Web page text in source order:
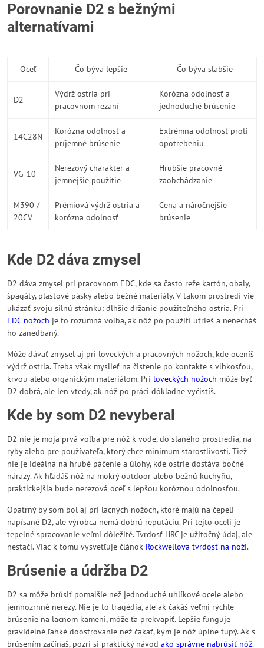
Porovnanie D2 s bežnými
alternatívami
Oceľ Čo býva lepšie Čo býva slabšie
D2
Výdrž ostria pri
pracovnom rezaní
Korózna odolnosť a
jednoduché brúsenie
14C28N
Korózna odolnosť a
príjemné brúsenie
Extrémna odolnosť proti
opotrebeniu
VG-10
Nerezový charakter a
jemnejšie použitie
Hrubšie pracovné
zaobchádzanie
M390 /
20CV
Prémiová výdrž ostria a
korózna odolnosť
Cena a náročnejšie
brúsenie
Kde D2 dáva zmysel
D2 dáva zmysel pri pracovnom EDC, kde sa často reže kartón, obaly,
špagáty, plastové pásky alebo bežné materiály. V takom prostredí vie
ukázať svoju silnú stránku: dlhšie držanie použiteľného ostria. Pri
EDC nožoch je to rozumná voľba, ak nôž po použití utrieš a nenecháš
ho zanedbaný.
Môže dávať zmysel aj pri loveckých a pracovných nožoch, kde oceníš
výdrž ostria. Treba však myslieť na čistenie po kontakte s vlhkosťou,
krvou alebo organickým materiálom. Pri loveckých nožoch môže byť
D2 dobrá, ale len vtedy, ak nôž po práci dôkladne vyčistíš.
Kde by som D2 nevyberal
D2 nie je moja prvá voľba pre nôž k vode, do slaného prostredia, na
ryby alebo pre používateľa, ktorý chce minimum starostlivosti. Tiež
nie je ideálna na hrubé páčenie a úlohy, kde ostrie dostáva bočné
nárazy. Ak hľadáš nôž na mokrý outdoor alebo bežnú kuchyňu,
praktickejšia bude nerezová oceľ s lepšou koróznou odolnosťou.
Opatrný by som bol aj pri lacných nožoch, ktoré majú na čepeli
napísané D2, ale výrobca nemá dobrú reputáciu. Pri tejto oceli je
tepelné spracovanie veľmi dôležité. Tvrdosť HRC je užitočný údaj, ale
nestačí. Viac k tomu vysvetľuje článok Rockwellova tvrdosť na noži.
Brúsenie a údržba D2
D2 sa môže brúsiť pomalšie než jednoduché uhlíkové ocele alebo
jemnozrnné nerezy. Nie je to tragédia, ale ak čakáš veľmi rýchle
brúsenie na lacnom kameni, môže ťa prekvapiť. Lepšie funguje
pravidelné ľahké doostrovanie než čakať, kým je nôž úplne tupý. Ak s
brúsením začínaš, pozri si praktický návod ako správne nabrúsiť nôž.